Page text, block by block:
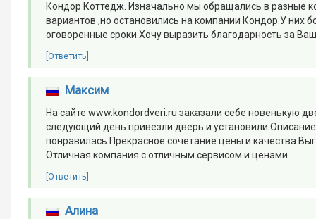
Кондор Коттедж. Изначально мы обращались в разные
вариантов ,но остановились на компании Кондор.У них
оговоренные сроки.Хочу выразить благодарность за
[Ответить]
Максим
На сайте www.kondordveri.ru заказали себе новенькую
следующий день привезли дверь и
понравилась.Прекрасное сочетание цены и
Отличная компания с отличным сервисом и ценами.
[Ответить]
Алина